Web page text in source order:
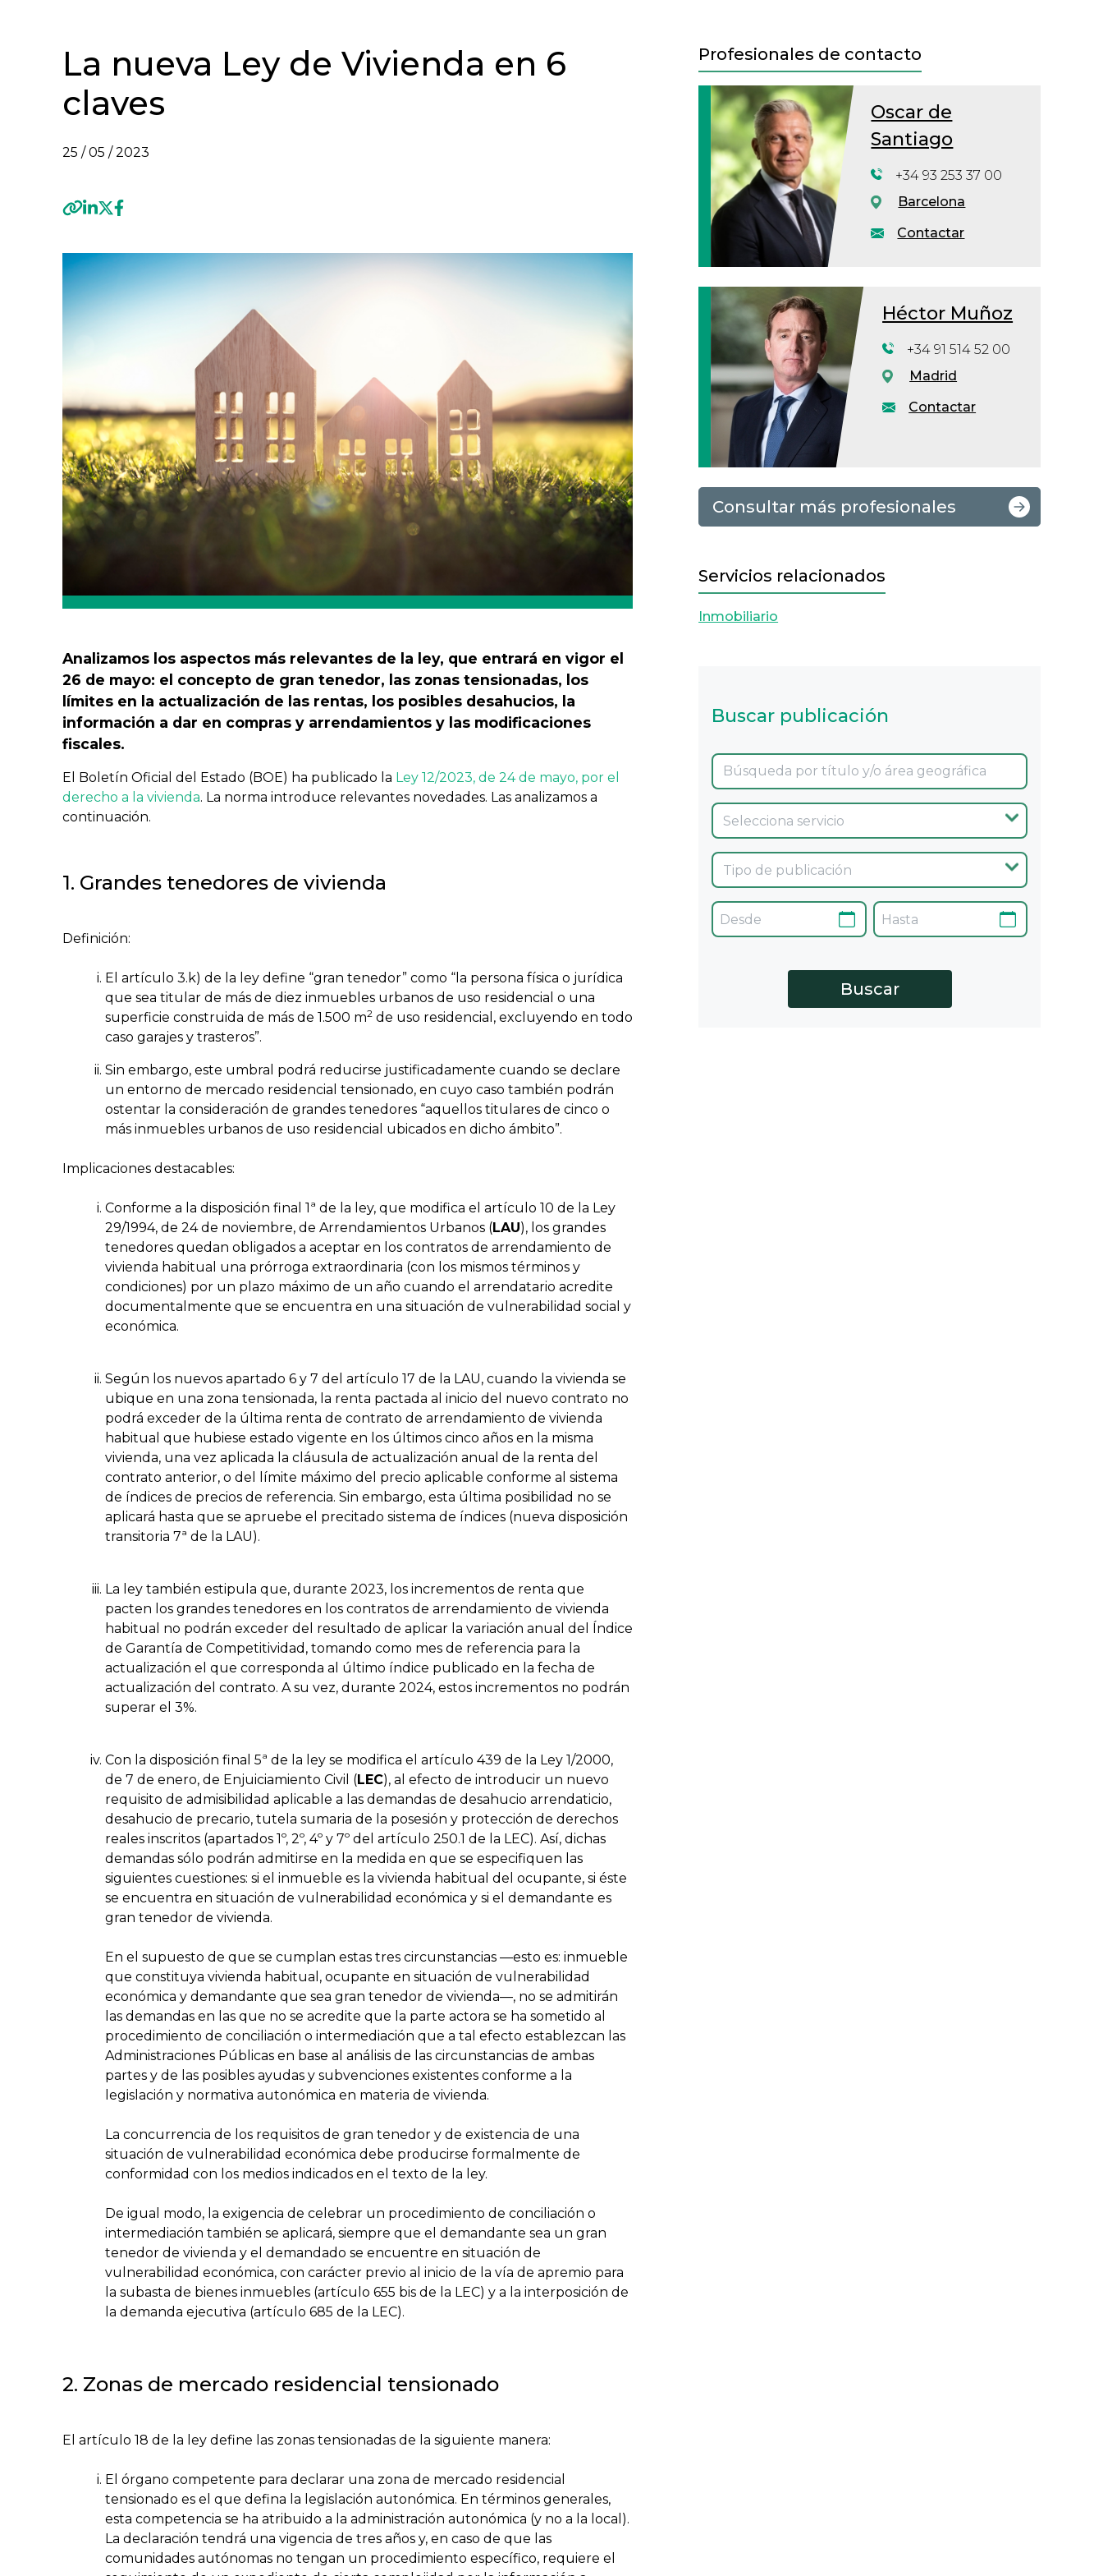
La nueva Ley de Vivienda en 6
claves
25 / 05 / 2023
Analizamos los aspectos más relevantes de la ley, que entrará en vigor el
26 de mayo: el concepto de gran tenedor, las zonas tensionadas, los
límites en la actualización de las rentas, los posibles desahucios, la
información a dar en compras y arrendamientos y las modificaciones
fiscales.
El Boletín Oficial del Estado (BOE) ha publicado la Ley 12/2023, de 24 de mayo, por el
derecho a la vivienda. La norma introduce relevantes novedades. Las analizamos a
continuación.
1. Grandes tenedores de vivienda
Definición:
El artículo 3.k) de la ley define “gran tenedor” como “la persona física o jurídica
que sea titular de más de diez inmuebles urbanos de uso residencial o una
superficie construida de más de 1.500 m2 de uso residencial, excluyendo en todo
caso garajes y trasteros”.
Sin embargo, este umbral podrá reducirse justificadamente cuando se declare
un entorno de mercado residencial tensionado, en cuyo caso también podrán
ostentar la consideración de grandes tenedores “aquellos titulares de cinco o
más inmuebles urbanos de uso residencial ubicados en dicho ámbito”.
Implicaciones destacables:
Conforme a la disposición final 1ª de la ley, que modifica el artículo 10 de la Ley
29/1994, de 24 de noviembre, de Arrendamientos Urbanos (LAU), los grandes
tenedores quedan obligados a aceptar en los contratos de arrendamiento de
vivienda habitual una prórroga extraordinaria (con los mismos términos y
condiciones) por un plazo máximo de un año cuando el arrendatario acredite
documentalmente que se encuentra en una situación de vulnerabilidad social y
económica.
Según los nuevos apartado 6 y 7 del artículo 17 de la LAU, cuando la vivienda se
ubique en una zona tensionada, la renta pactada al inicio del nuevo contrato no
podrá exceder de la última renta de contrato de arrendamiento de vivienda
habitual que hubiese estado vigente en los últimos cinco años en la misma
vivienda, una vez aplicada la cláusula de actualización anual de la renta del
contrato anterior, o del límite máximo del precio aplicable conforme al sistema
de índices de precios de referencia. Sin embargo, esta última posibilidad no se
aplicará hasta que se apruebe el precitado sistema de índices (nueva disposición
transitoria 7ª de la LAU).
La ley también estipula que, durante 2023, los incrementos de renta que
pacten los grandes tenedores en los contratos de arrendamiento de vivienda
habitual no podrán exceder del resultado de aplicar la variación anual del Índice
de Garantía de Competitividad, tomando como mes de referencia para la
actualización el que corresponda al último índice publicado en la fecha de
actualización del contrato. A su vez, durante 2024, estos incrementos no podrán
superar el 3%.
Con la disposición final 5ª de la ley se modifica el artículo 439 de la Ley 1/2000,
de 7 de enero, de Enjuiciamiento Civil (LEC), al efecto de introducir un nuevo
requisito de admisibilidad aplicable a las demandas de desahucio arrendaticio,
desahucio de precario, tutela sumaria de la posesión y protección de derechos
reales inscritos (apartados 1º, 2º, 4º y 7º del artículo 250.1 de la LEC). Así, dichas
demandas sólo podrán admitirse en la medida en que se especifiquen las
siguientes cuestiones: si el inmueble es la vivienda habitual del ocupante, si éste
se encuentra en situación de vulnerabilidad económica y si el demandante es
gran tenedor de vivienda.
En el supuesto de que se cumplan estas tres circunstancias —esto es: inmueble
que constituya vivienda habitual, ocupante en situación de vulnerabilidad
económica y demandante que sea gran tenedor de vivienda—, no se admitirán
las demandas en las que no se acredite que la parte actora se ha sometido al
procedimiento de conciliación o intermediación que a tal efecto establezcan las
Administraciones Públicas en base al análisis de las circunstancias de ambas
partes y de las posibles ayudas y subvenciones existentes conforme a la
legislación y normativa autonómica en materia de vivienda.
La concurrencia de los requisitos de gran tenedor y de existencia de una
situación de vulnerabilidad económica debe producirse formalmente de
conformidad con los medios indicados en el texto de la ley.
De igual modo, la exigencia de celebrar un procedimiento de conciliación o
intermediación también se aplicará, siempre que el demandante sea un gran
tenedor de vivienda y el demandado se encuentre en situación de
vulnerabilidad económica, con carácter previo al inicio de la vía de apremio para
la subasta de bienes inmuebles (artículo 655 bis de la LEC) y a la interposición de
la demanda ejecutiva (artículo 685 de la LEC).
2. Zonas de mercado residencial tensionado
El artículo 18 de la ley define las zonas tensionadas de la siguiente manera:
El órgano competente para declarar una zona de mercado residencial
tensionado es el que defina la legislación autonómica. En términos generales,
esta competencia se ha atribuido a la administración autonómica (y no a la local).
La declaración tendrá una vigencia de tres años y, en caso de que las
comunidades autónomas no tengan un procedimiento específico, requiere el
Profesionales de contacto
Oscar de
Santiago
Contactar
+34 93 253 37 00
Barcelona
Héctor Muñoz
Contactar
+34 91 514 52 00
Madrid
Consultar más profesionales
Servicios relacionados
Inmobiliario
Buscar publicación